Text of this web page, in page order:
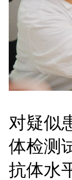
对疑似
体检测
抗体水